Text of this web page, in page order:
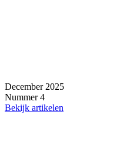
December 2025
Nummer 4
Bekijk artikelen